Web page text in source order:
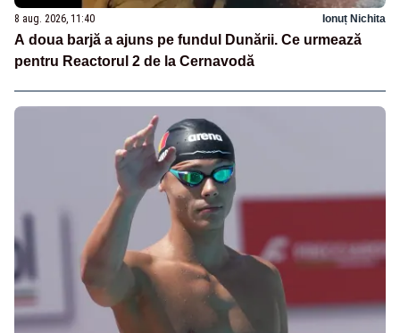
8 aug. 2026, 11:40 Ionuț Nichita
A doua barjă a ajuns pe fundul Dunării. Ce urmează
pentru Reactorul 2 de la Cernavodă